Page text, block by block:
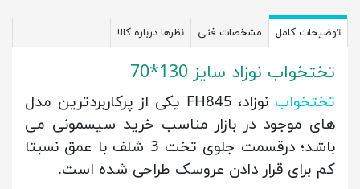
توضیحات کامل مشخصات فنی نظرها درباره کالا
تختخواب نوزاد سایز 130*70
تختخواب
نوزاد، FH845 یکی از پرکاربردترین مدل
های موجود در بازار مناسب خرید سیسمونی می
باشد؛ درقسمت جلوی تخت 3 شلف با عمق نسبتا
کم برای قرار دادن عروسک طراحی شده است.